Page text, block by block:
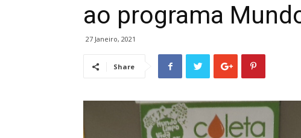
ao programa
27 Janeiro, 2021
Share